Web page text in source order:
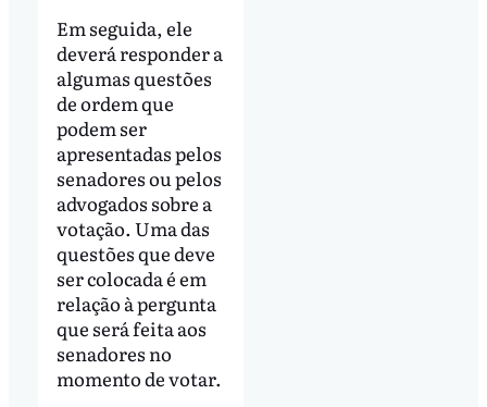
Em seguida, ele
deverá responder a
algumas questões
de ordem que
podem ser
apresentadas pelos
senadores ou pelos
advogados sobre a
votação. Uma das
questões que deve
ser colocada é em
relação à pergunta
que será feita aos
senadores no
momento de votar.